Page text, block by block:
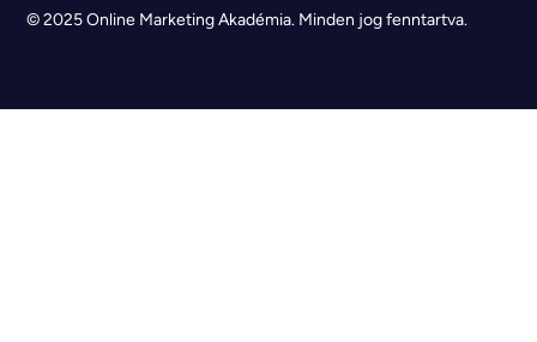
© 2025 Online Marketing Akadémia. Minden jog fenntartva.